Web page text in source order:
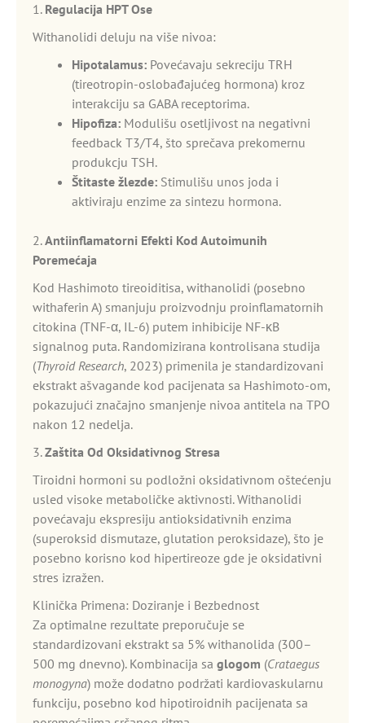
1. Regulacija HPT Ose
Withanolidi deluju na više nivoa:
Hipotalamus: Povećavaju sekreciju TRH
(tireotropin-oslobađajućeg hormona) kroz
interakciju sa GABA receptorima.
Hipofiza: Modulišu osetljivost na negativni
feedback T3/T4, što sprečava prekomernu
produkcju TSH.
Štitaste žlezde: Stimulišu unos joda i
aktiviraju enzime za sintezu hormona.
2.Antiinflamatorni Efekti Kod Autoimunih
Poremećaja
Kod Hashimoto tireoiditisa, withanolidi (posebno
withaferin A) smanjuju proizvodnju proinflamatornih
citokina (TNF-α, IL-6) putem inhibicije NF-κB
signalnog puta. Randomizirana kontrolisana studija
(Thyroid Research, 2023) primenila je standardizovani
ekstrakt ašvagande kod pacijenata sa Hashimoto-om,
pokazujući značajno smanjenje nivoa antitela na TPO
nakon 12 nedelja.
3.Zaštita Od Oksidativnog Stresa
Tiroidni hormoni su podložni oksidativnom oštećenju
usled visoke metaboličke aktivnosti. Withanolidi
povećavaju ekspresiju antioksidativnih enzima
(superoksid dismutaze, glutation peroksidaze), što je
posebno korisno kod hipertireoze gde je oksidativni
stres izražen.
Klinička Primena: Doziranje i Bezbednost
Za optimalne rezultate preporučuje se
standardizovani ekstrakt sa 5% withanolida (300–
500 mg dnevno). Kombinacija sa glogom (Crataegus
monogyna) može dodatno podržati kardiovaskularnu
funkciju, posebno kod hipotiroidnih pacijenata sa